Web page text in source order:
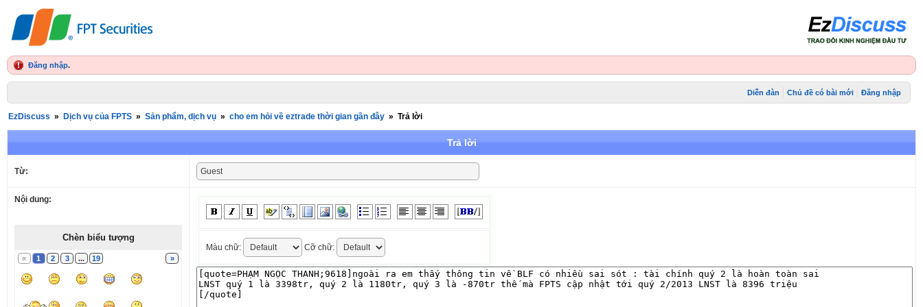
Đăng nhập.
Diễn đàn Chủ đề có bài mới Đăng nhập
EzDiscuss » Dịch vụ của FPTS » Sản phẩm, dịch vụ » cho em hỏi về eztrade thời gian gần đây » Trả lời
Trả lời
Từ:
Nội dung:
Chèn biểu tượng
« 1 2 3 ... 19 »
Màu chữ: Cỡ chữ: